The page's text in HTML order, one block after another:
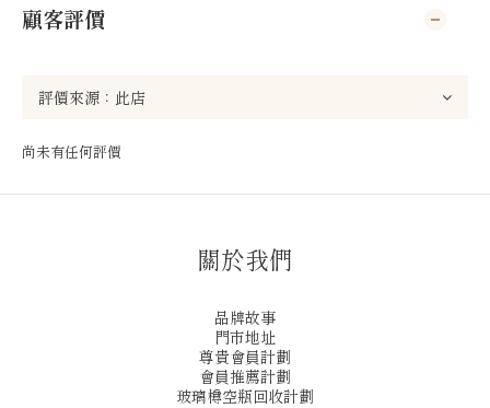
顧客評價
尚未有任何評價
關於我們
品牌故事
門市地址
尊貴會員計劃
會員推薦計劃
玻璃樽空瓶回收計劃